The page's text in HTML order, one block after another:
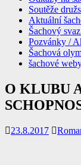
Soutěže
Aktuální
Šachový
Pozvánky /
Šachová
šachové
O KLUBU
23.8.2017